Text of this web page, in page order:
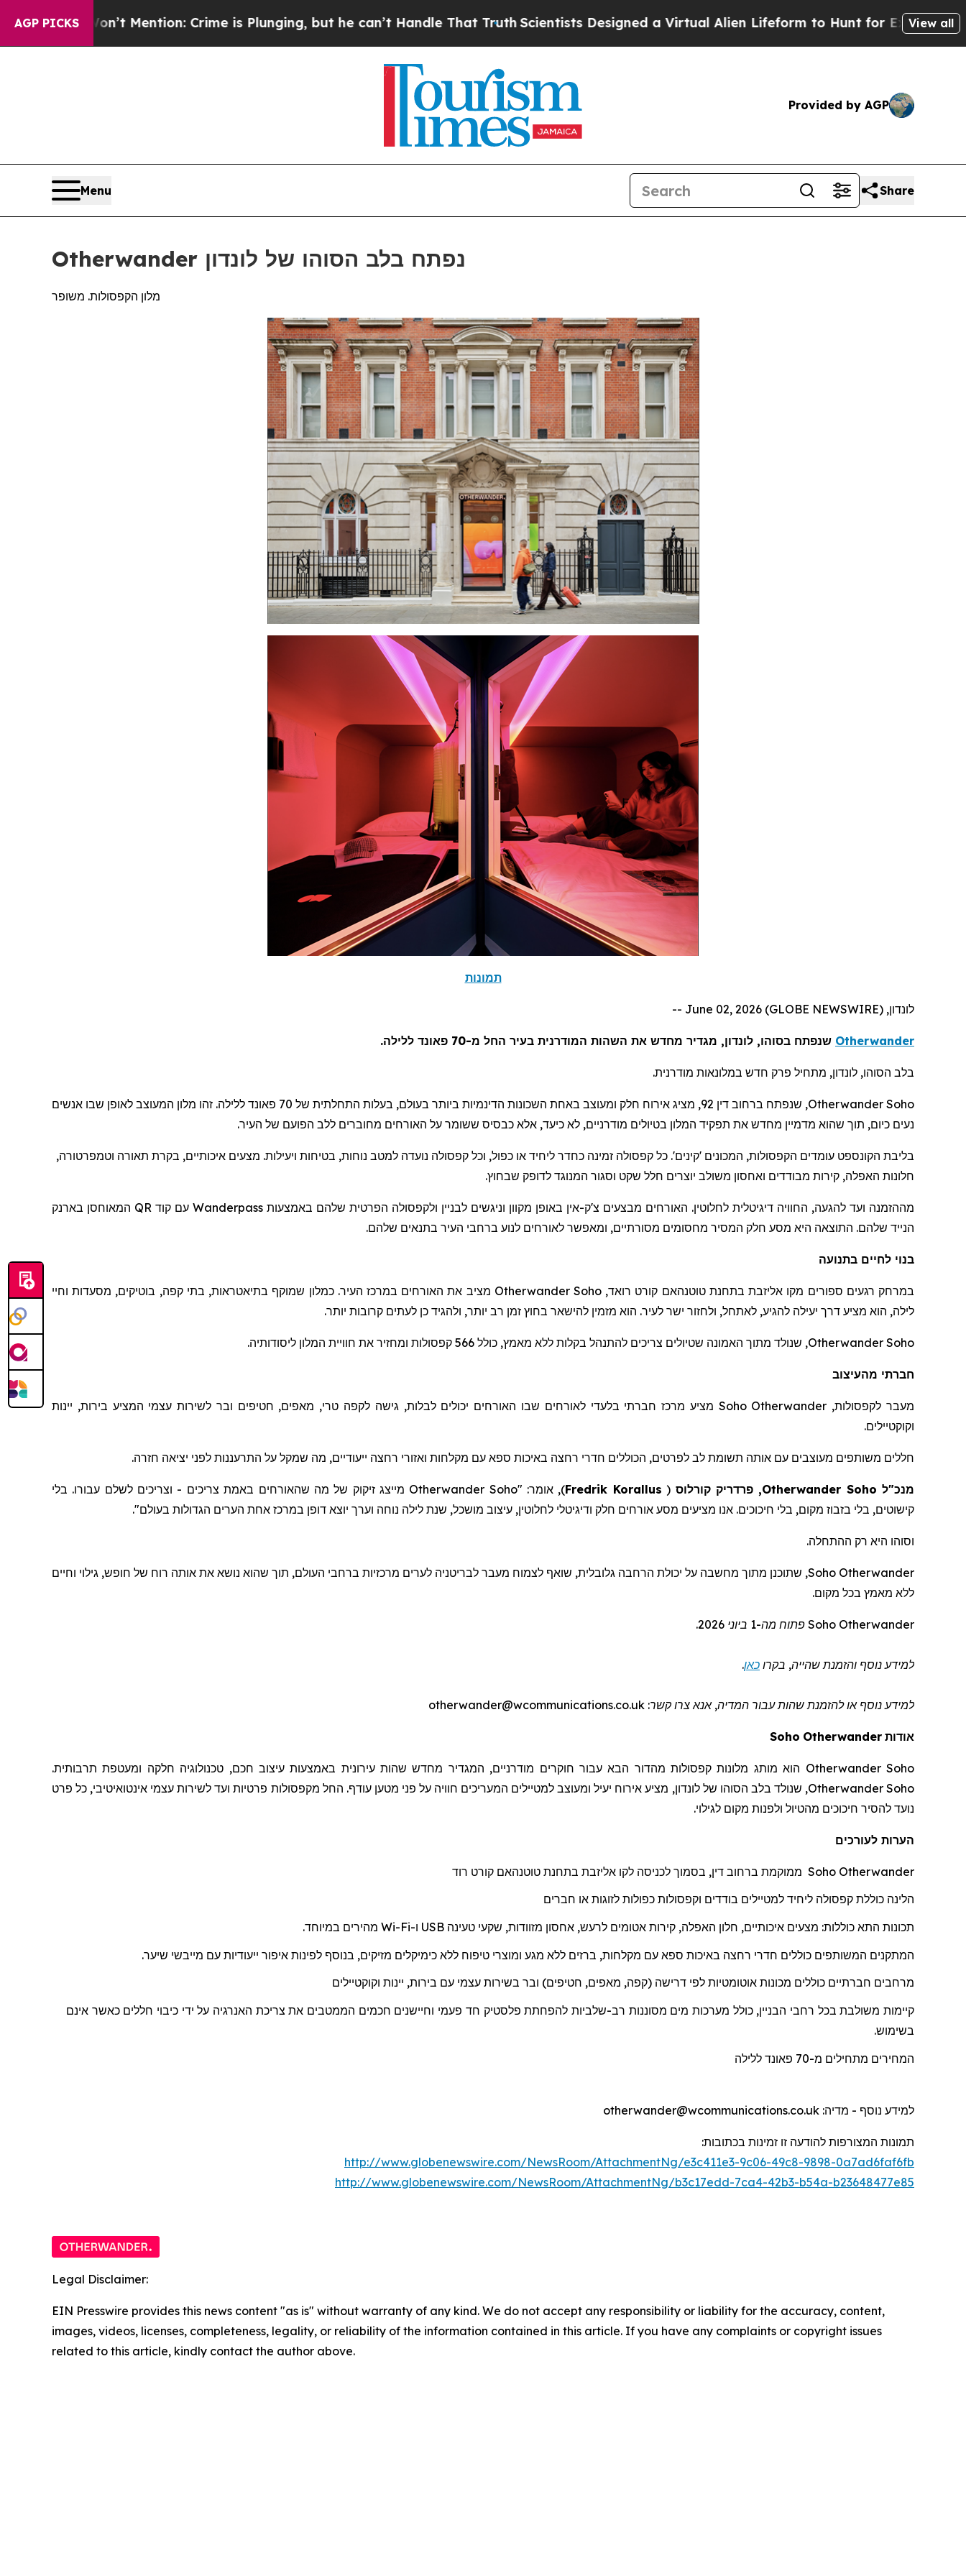
AGP PICKS
Won’t Mention: Crime is Plunging, but he can’t Handle That Truth Scientists Designed a Virtual Alien Lifeform to Hunt for ExtraterrestrialsView all
Provided by AGP
Menu Share
Otherwander נפתח בלב הסוהו של לונדון
מלון הקפסולות. משופר
תמונות
לונדון, June 02, 2026 (GLOBE NEWSWIRE) --
Otherwander שנפתח בסוהו, לונדון, מגדיר מחדש את השהות המודרנית בעיר החל מ-70 פאונד ללילה.
בלב הסוהו, לונדון, מתחיל פרק חדש במלונאות מודרנית.
Otherwander Soho
, שנפתח ברחוב דין 92, מציג אירוח חלק ומעוצב באחת השכונות הדינמיות ביותר בעולם, בעלות התחלתית של 70 פאונד ללילה. זהו מלון המעוצב לאופן שבו אנשים
נעים כיום, תוך שהוא מדמיין מחדש את תפקיד המלון בטיולים מודרניים, לא כיעד, אלא כבסיס ששומר על האורחים מחוברים ללב הפועם של העיר.
בליבת הקונספט עומדים הקפסולות, המכונים 'קינים'. כל קפסולה זמינה כחדר ליחיד או כפול, וכל קפסולה נועדה למטב נוחות, בטיחות ויעילות. מצעים איכותיים, בקרת תאורה וטמפרטורה,
חלונות האפלה, קירות מבודדים ואחסון משולב יוצרים חלל שקט וסגור המנוגד לדופק שבחוץ.
מההזמנה ועד להגעה, החוויה דיגיטלית לחלוטין. האורחים מבצעים צ'ק-אין באופן מקוון וניגשים לבניין ולקפסולה הפרטית שלהם באמצעות Wanderpass עם קוד QR המאוחסן בארנק
הנייד שלהם. התוצאה היא מסע חלק המסיר מחסומים מסורתיים, ומאפשר לאורחים לנוע ברחבי העיר בתנאים שלהם.
בנוי לחיים בתנועה
במרחק רגעים ספורים מקו אליזבת בתחנתטוטנהאם קורט רואד,
Otherwander Soho מציב את האורחים במרכז העיר. כמלון שמוקף בתיאטראות, בתי קפה, בוטיקים, מסעדות וחיי
לילה, הוא מציע דרך יעילה להגיע, לאתחל, ולחזור ישר לעיר. הוא מזמין להישאר בחוץ זמן רב יותר, ולהגיד כן לעתים קרובות יותר.
Otherwander Soho, שנולד מתוך האמונה שטיולים צריכים להתנהל בקלות ללא מאמץ, כולל 566 קפסולות ומחזיר את חוויית המלון ליסודותיה.
חברתי מהעיצוב
מעבר לקפסולות, Otherwander
Soho מציע מרכז חברתי בלעדי לאורחים שבו האורחים יכולים לבלות, גישה לקפה טרי, מאפים, חטיפים ובר לשירות עצמי המציע בירות, יינות
וקוקטיילים.
חללים משותפים מעוצבים עם אותה תשומת לב לפרטים, הכוללים חדרי רחצה באיכות ספא עם מקלחות ואזורי רחצה ייעודיים, מה שמקל על התרעננות לפני יציאה חזרה.
מנכ"ל Otherwander Soho , פרדריקקורלוס (
Fredrik Korallus
), אומר: "Otherwander Soho מייצג זיקוק של מה שהאורחים באמת צריכים - וצריכים לשלם עבורו. בלי
קישוטים, בלי בזבוז מקום, בלי חיכוכים. אנו מציעים מסע אורחים חלק ודיגיטלי לחלוטין, עיצוב מושכל, שנת לילה נוחה וערך יוצא דופן במרכז אחת הערים הגדולות בעולם".
וסוהו היא רק ההתחלה.
Otherwander
Soho, שתוכנן מתוך מחשבה על יכולת הרחבה גלובלית, שואף לצמוח מעבר לבריטניה לערים מרכזיות ברחבי העולם, תוך שהוא נושא את אותה רוח של חופש, גילוי וחיים
ללא מאמץ בכל מקום.
Otherwander
Soho פתוח מה-1 ביוני 2026.
למידע נוסף והזמנת שהייה, בקרו כאן.
למידע נוסף או להזמנת שהותעבור המדיה, אנא צרו קשר: otherwander@wcommunications.co.uk
אודות Otherwander
Soho
Otherwander Soho הוא מותג מלונות קפסולות מהדור הבא עבור חוקרים מודרניים, המגדיר מחדש שהות עירונית באמצעות עיצוב חכם, טכנולוגיה חלקה ומעטפת תרבותית.
Otherwander Soho, שנולד בלב הסוהו של לונדון, מציע אירוח יעיל ומעוצב למטיילים המעריכים חוויה על פני מטען עודף. החל מקפסולות פרטיות ועד לשירות עצמי אינטואיטיבי, כל פרט
נועד להסיר חיכוכים מהטיול ולפנות מקום לגילוי.
הערות לעורכים
Otherwander
Soho ממוקמת ברחוב דין, בסמוך לכניסה לקו אליזבת בתחנת טוטנהאם קורט רוד
הלינה כוללת קפסולה ליחיד למטיילים בודדים וקפסולות כפולות לזוגות או חברים
תכונות התא כוללות: מצעים איכותיים, חלון האפלה, קירות אטומים לרעש, אחסון מזוודות, שקעי טעינה USB ו-Wi-Fi מהירים במיוחד.
המתקנים המשותפים כוללים חדרי רחצה באיכות ספא עם מקלחות, ברזים ללא מגע ומוצרי טיפוח ללא כימיקלים מזיקים, בנוסף לפינות איפור ייעודיות עם מייבשי שיער.
מרחבים חברתיים כוללים מכונות אוטומטיות לפי דרישה (קפה, מאפים, חטיפים) ובר בשירות עצמי עם בירות, יינות וקוקטיילים
קיימות משולבת בכל רחבי הבניין, כולל מערכות מים מסוננות רב-שלביות להפחתת פלסטיק חד פעמי וחיישנים חכמים הממטבים את צריכת האנרגיה על ידי כיבוי חללים כאשר אינם
בשימוש.
המחירים מתחילים מ-70
פאונד ללילה
למידע נוסף - מדיה: otherwander@wcommunications.co.uk
תמונות המצורפות להודעה זו זמינות בכתובות:
http://www.globenewswire.com/NewsRoom/AttachmentNg/e3c411e3-9c06-49c8-9898-0a7ad6faf6fb
http://www.globenewswire.com/NewsRoom/AttachmentNg/b3c17edd-7ca4-42b3-b54a-b23648477e85
Legal Disclaimer:
EIN Presswire provides this news content "as is" without warranty of any kind. We do not accept any responsibility or liability for the accuracy, content,
images, videos, licenses, completeness, legality, or reliability of the information contained in this article. If you have any complaints or copyright issues
related to this article, kindly contact the author above.